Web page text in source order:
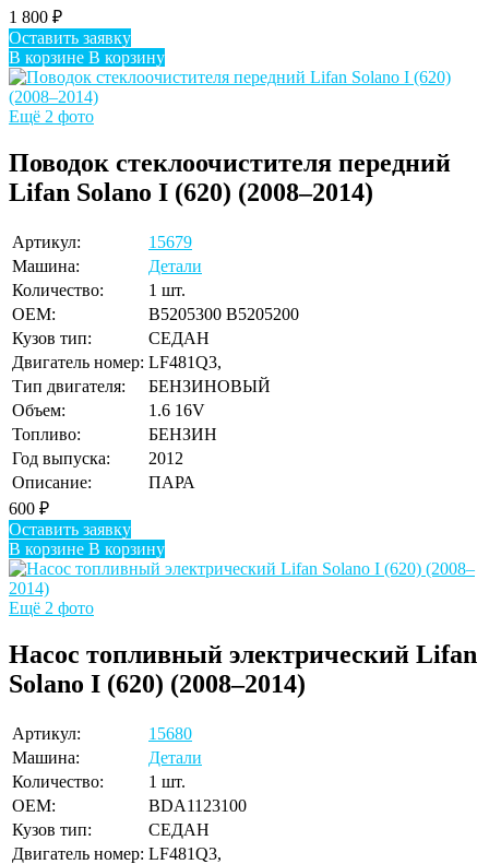
1 800 ₽
Оставить заявку
В корзине В корзину
Ещё 2 фото
Поводок стеклоочистителя передний
Lifan Solano I (620) (2008–2014)
Артикул:
15679
Машина:
Детали
Количество:
1 шт.
OEM:
B5205300 B5205200
Кузов тип:
СЕДАН
Двигатель номер: LF481Q3,
Тип двигателя:
БЕНЗИНОВЫЙ
Объем:
1.6 16V
Топливо:
БЕНЗИН
Год выпуска:
2012
Описание:
ПАРА
600 ₽
Оставить заявку
В корзине В корзину
Ещё 2 фото
Насос топливный электрический Lifan
Solano I (620) (2008–2014)
Артикул:
15680
Машина:
Детали
Количество:
1 шт.
OEM:
BDA1123100
Кузов тип:
СЕДАН
Двигатель номер: LF481Q3,